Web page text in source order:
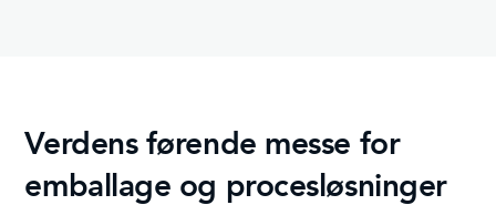
Verdens førende messe for
emballage og procesløsninger